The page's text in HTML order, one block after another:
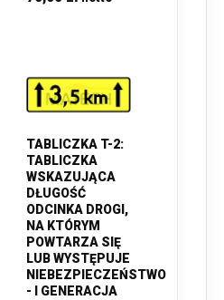
TABLICZKA T-2:
TABLICZKA
WSKAZUJĄCA
DŁUGOŚĆ
ODCINKA DROGI,
NA KTÓRYM
POWTARZA SIĘ
LUB WYSTĘPUJE
NIEBEZPIECZEŃSTWO
- I GENERACJA